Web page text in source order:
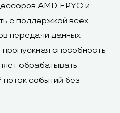
AMD EPYC и
с поддержкой всех
передачи данных
способность
обрабатывать
событий без